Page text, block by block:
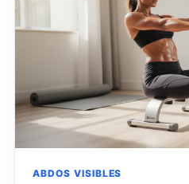
ABDOS VISIBLES